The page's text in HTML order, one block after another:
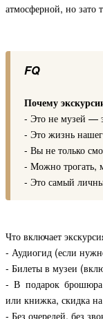
атмосферной, но зато
FQ
Почему
- Это не музей —
- Это жизнь
- Вы не только
- Можно трогать,
- Это самый
Что включает
- Аудиогид (если
- Билеты в музеи
- В подарок брошюра
или книжка, скидка
- Без очередей, без